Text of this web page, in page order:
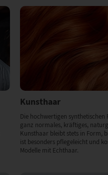
Kunsthaar
Die hochwertigen synthetischen
ganz normales, kräftiges,
Kunsthaar bleibt stets in Form,
ist besonders pflegeleicht und
Modelle mit Echthaar.